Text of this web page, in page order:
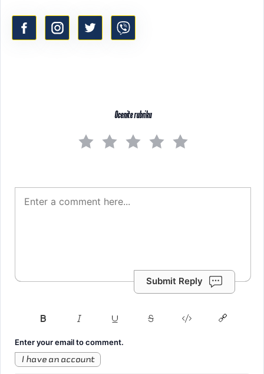
Ocenite rubriku
Submit Reply
Enter your email to comment.
I have an account